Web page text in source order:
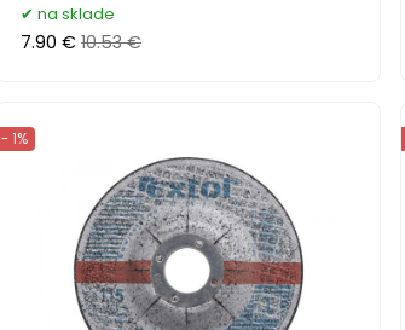
na sklade
7.90 € 10.53 €
- 1%